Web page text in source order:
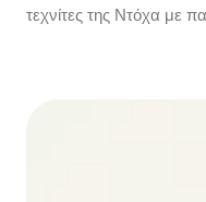
τεχνίτες της Ντόχα με